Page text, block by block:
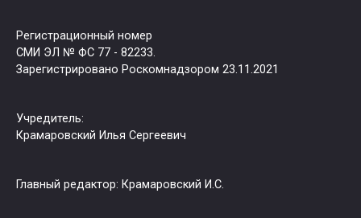
Регистрационный номер
СМИ ЭЛ № ФС 77 - 82233.
Зарегистрировано Роскомнадзором 23.11.2021
Учредитель:
Крамаровский Илья Сергеевич
Главный редактор: Крамаровский И.С.